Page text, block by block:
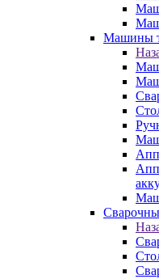
Машины